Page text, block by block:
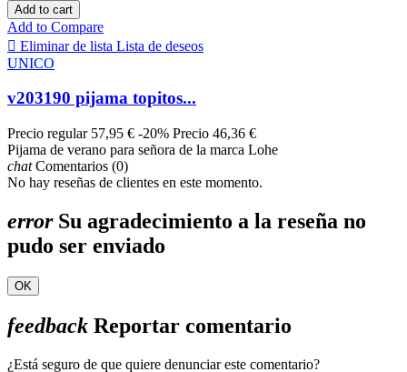
Add to cart
Add to Compare
 Eliminar de lista Lista de deseos
UNICO
v203190 pijama topitos...
Precio regular 57,95 € -20% Precio 46,36 €
Pijama de verano para señora de la marca Lohe
chatComentarios (0)
No hay reseñas de clientes en este momento.
errorSu agradecimiento a la reseña no
pudo ser enviado
OK
feedback Reportar comentario
¿Está seguro de que quiere denunciar este comentario?